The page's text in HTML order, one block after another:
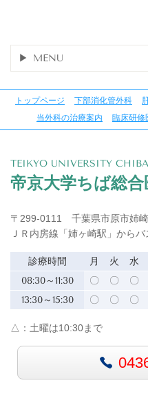
MENU
トップページ 下部消化管外科
当外科の治療案内
臨床研修
TEIKYO UNIVERSITY
帝京大学ちば総
〒299-0111 千葉県市原市姉
ＪＲ内房線「姉ヶ崎駅」から
診療時間 月 火 水
08:30～11:30
〇 〇 〇
13:30～15:30
〇 〇 〇
△： 土曜は10:30まで